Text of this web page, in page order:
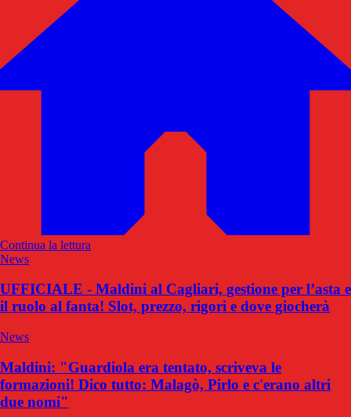
Continua la lettura
News
UFFICIALE - Maldini al Cagliari, gestione per l’asta e
il ruolo al fanta! Slot, prezzo, rigori e dove giocherà
News
Maldini: "Guardiola era tentato, scriveva le
formazioni! Dico tutto: Malagò, Pirlo e c'erano altri
due nomi"